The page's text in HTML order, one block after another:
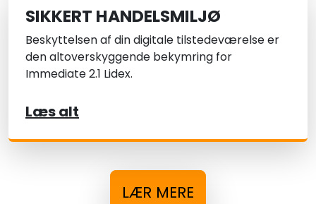
SIKKERT HANDELSMILJØ
Beskyttelsen af din digitale tilstedeværelse er
den altoverskyggende bekymring for
Immediate 2.1 Lidex.
Læs alt
LÆR MERE